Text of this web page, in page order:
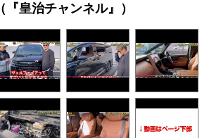
（『皇治チャンネル』）